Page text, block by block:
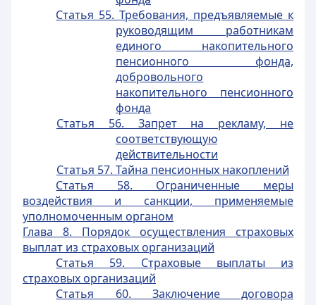
Статья 55. Требования, предъявляемые к
руководящим работникам
единого накопительного
пенсионного фонда,
добровольного
накопительного пенсионного
фонда
Статья 56. Запрет на рекламу, не
соответствующую
действительности
Статья 57. Тайна пенсионных накоплений
Статья 58. Ограниченные меры
воздействия и санкции, применяемые
уполномоченным органом
Глава 8. Порядок осуществления страховых
выплат из страховых организаций
Статья 59. Страховые выплаты из
страховых организаций
Статья 60. Заключение договора